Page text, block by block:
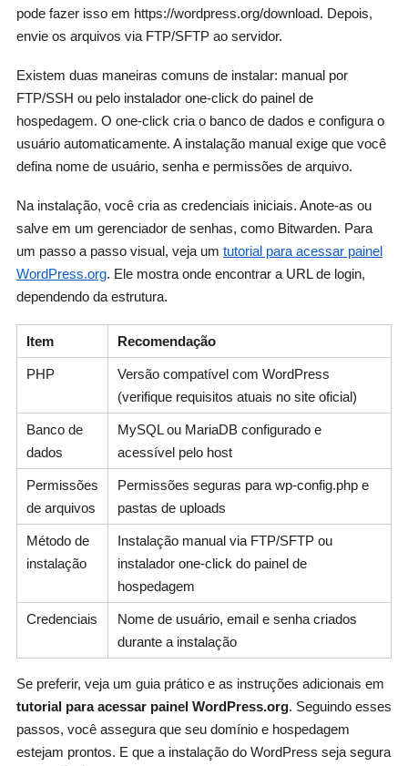
pode fazer isso em https://wordpress.org/download. Depois,
envie os arquivos via FTP/SFTP ao servidor.
Existem duas maneiras comuns de instalar: manual por
FTP/SSH ou pelo instalador one-click do painel de
hospedagem. O one-click cria o banco de dados e configura o
usuário automaticamente. A instalação manual exige que você
defina nome de usuário, senha e permissões de arquivo.
Na instalação, você cria as credenciais iniciais. Anote-as ou
salve em um gerenciador de senhas, como Bitwarden. Para
um passo a passo visual, veja um tutorial para acessar painel
WordPress.org. Ele mostra onde encontrar a URL de login,
dependendo da estrutura.
Item Recomendação
PHP
Versão compatível com WordPress
(verifique requisitos atuais no site oficial)
Banco de
dados
MySQL ou MariaDB configurado e
acessível pelo host
Permissões
de arquivos
Permissões seguras para wp-config.php e
pastas de uploads
Método de
instalação
Instalação manual via FTP/SFTP ou
instalador one-click do painel de
hospedagem
Credenciais
Nome de usuário, email e senha criados
durante a instalação
Se preferir, veja um guia prático e as instruções adicionais em
tutorial para acessar painel WordPress.org. Seguindo esses
passos, você assegura que seu domínio e hospedagem
estejam prontos. E que a instalação do WordPress seja segura